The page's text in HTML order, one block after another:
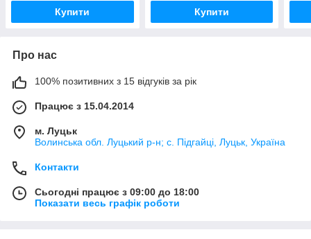
Купити Купити
Про нас
100% позитивних з 15 відгуків за рік
Працює з 15.04.2014
м. Луцьк
Волинська обл. Луцький р-н; с. Підгайці, Луцьк, Україна
Контакти
Сьогодні працює з 09:00 до 18:00
Показати весь графік роботи